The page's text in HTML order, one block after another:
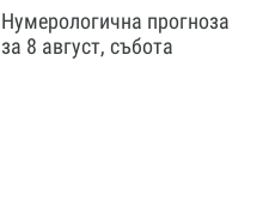
Нумерологична прогноза
за 8 август, събота